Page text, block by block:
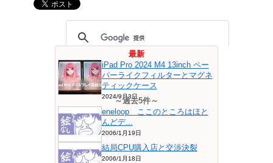
最新
iPad Pro 2024 M4 13inch ペー
パーライクフィルターとマグネ
ティックケース
2024/9月3日
～過去5件～
eneloop ここのところはほと
んどデ...
2006/1月19日
結局CPU購入店と交渉決裂
2006/1月18日